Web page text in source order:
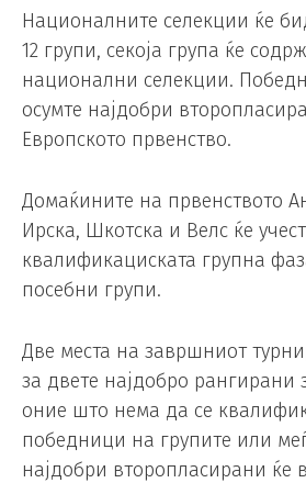
Националните селекции ќе
12 групи, секоја група ќе
национални селекции.
осумте најдобри
Европското првенство.
Домаќините на првенството
Ирска, Шкотска и Велс ќе
квалификациската групна
посебни групи.
Две места на завршниот
за двете најдобро рангирани
оние што нема да се
победници на групите или
најдобри второпласирани ќе